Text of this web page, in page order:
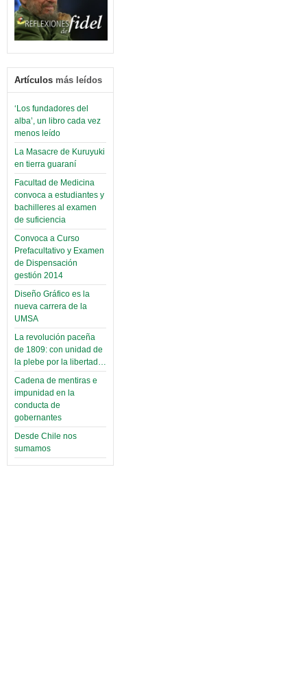
Artículos más leídos
‘Los fundadores del
alba’, un libro cada vez
menos leído
La Masacre de Kuruyuki
en tierra guaraní
Facultad de Medicina
convoca a estudiantes y
bachilleres al examen
de suficiencia
Convoca a Curso
Prefacultativo y Examen
de Dispensación
gestión 2014
Diseño Gráfico es la
nueva carrera de la
UMSA
La revolución paceña
de 1809: con unidad de
la plebe por la libertad…
Cadena de mentiras e
impunidad en la
conducta de
gobernantes
Desde Chile nos
sumamos